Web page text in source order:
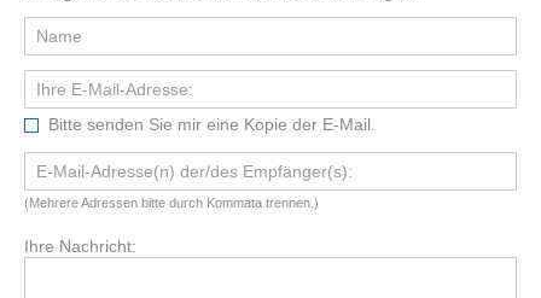
Bitte senden Sie mir eine Kopie der E-Mail.
(Mehrere Adressen bitte durch Kommata trennen.)
Ihre Nachricht: